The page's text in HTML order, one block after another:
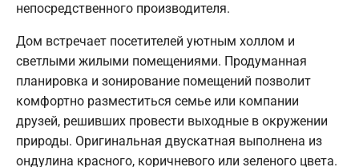
непосредственного производителя.
Дом встречает посетителей уютным холлом и
светлыми жилыми помещениями. Продуманная
планировка и зонирование помещений позволит
комфортно разместиться семье или компании
друзей, решивших провести выходные в окружении
природы. Оригинальная двускатная выполнена из
ондулина красного, коричневого или зеленого цвета.